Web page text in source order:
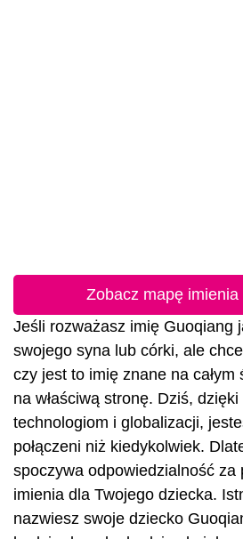
Zobacz mapę imienia
Jeśli rozważasz imię Guoqiang
swojego syna lub córki, ale
czy jest to imię znane na całym
na właściwą stronę. Dziś,
technologiom i globalizacji,
połączeni niż kiedykolwiek.
spoczywa odpowiedzialność za
imienia dla Twojego dziecka.
nazwiesz swoje dziecko